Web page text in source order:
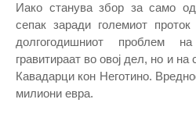
Иако станува збор за само
сепак заради големиот
долгогодишниот проблем
гравитираат во овој дел, но и
Кавадарци кон Неготино.
милиони евра.